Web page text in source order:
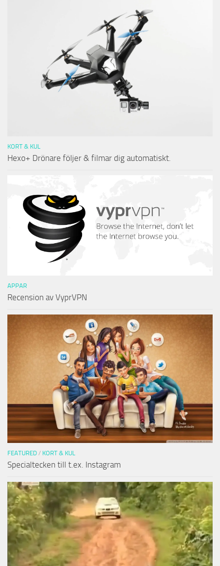
KORT & KUL
Hexo+ Drönare följer & filmar dig automatiskt.
APPAR
Recension av VyprVPN
FEATURED / KORT & KUL
Specialtecken till t.ex. Instagram